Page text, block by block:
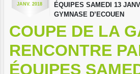
JANV. 2018
ÉQUIPES SAMEDI 13
GYMNASE D’ECOUEN
COUPE DE LA
RENCONTRE
ÉQUIPES